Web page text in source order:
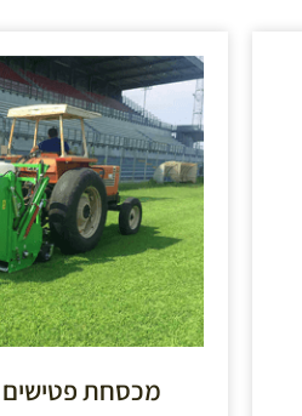
מכסחת פטישים 1800 Panther